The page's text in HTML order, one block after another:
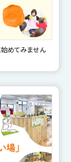
めてみません